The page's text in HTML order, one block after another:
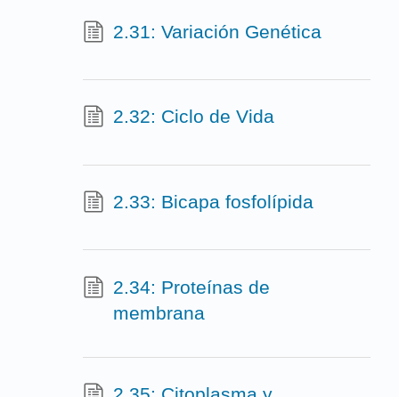
2.31: Variación Genética
2.32: Ciclo de Vida
2.33: Bicapa fosfolípida
2.34: Proteínas de
membrana